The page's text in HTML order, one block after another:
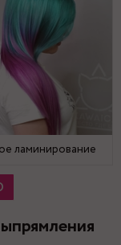
ламинирование